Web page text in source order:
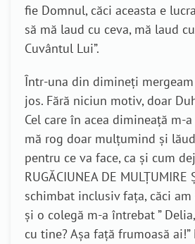
fie Domnul, căci aceasta e
să mă laud cu ceva, mă laud
Cuvântul Lui”.
Într-una din dimineți
jos. Fără niciun motiv, doar
Cel care în acea dimineață m-
mă rog doar mulțumind și
pentru ce va face, ca și cum
RUGĂCIUNEA DE
schimbat inclusiv fața, căci
și o colegă m-a întrebat ”
cu tine? Așa față frumoasă